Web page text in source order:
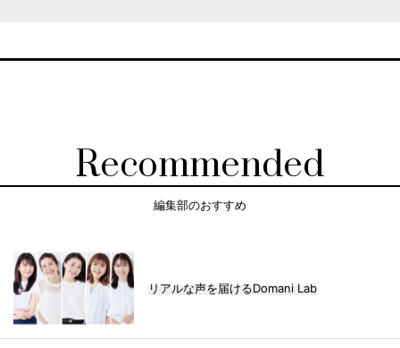
Recommended
編集部のおすすめ
リアルな声を届けるDomani Lab